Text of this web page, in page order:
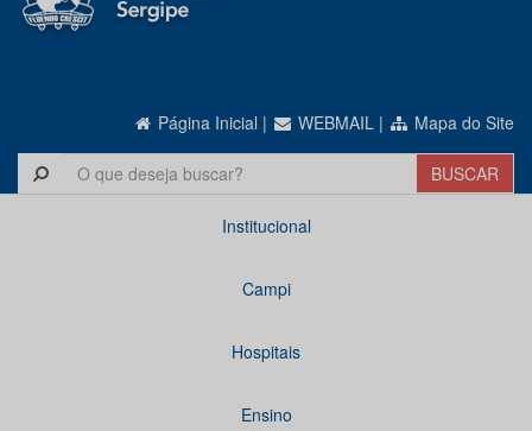
Página Inicial | WEBMAIL | Mapa do Site
Institucional
Campi
Hospitais
Ensino